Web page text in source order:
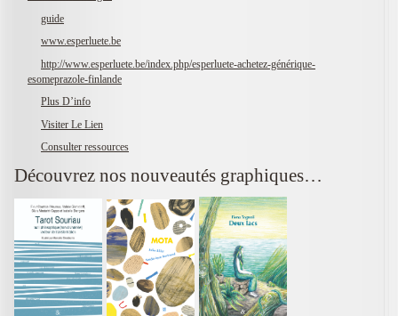
guide
www.esperluete.be
http://www.esperluete.be/index.php/esperluete-achetez-générique-
esomeprazole-finlande
Plus D’info
Visiter Le Lien
Consulter ressources
Découvrez nos nouveautés graphiques…